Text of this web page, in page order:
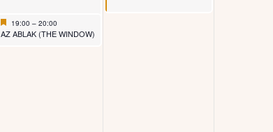
Featured
June 27, 2026
19:00 – 20:00
Featured
AZ ABLAK (THE WINDOW)